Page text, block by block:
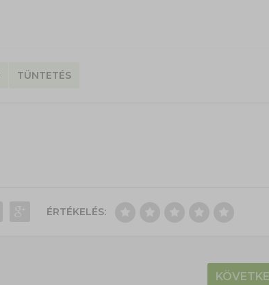
TÜNTETÉS
ÉRTÉKELÉS: